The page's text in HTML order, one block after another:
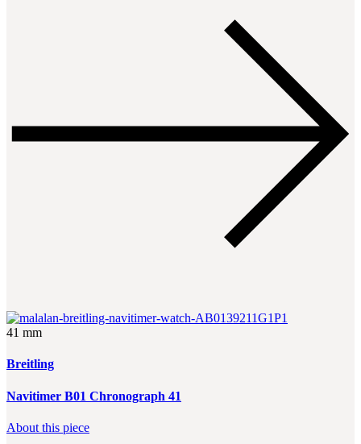
41 mm
Breitling
Navitimer B01 Chronograph 41
About this piece